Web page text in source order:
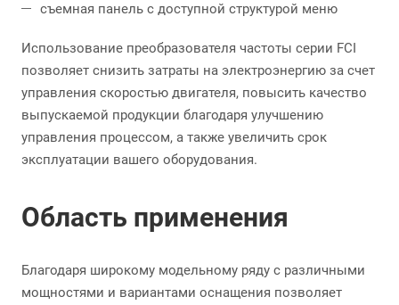
съемная панель с доступной структурой меню
Использование преобразователя частоты серии FCI
позволяет снизить затраты на электроэнергию за счет
управления скоростью двигателя, повысить качество
выпускаемой продукции благодаря улучшению
управления процессом, а также увеличить срок
эксплуатации вашего оборудования.
Область применения
Благодаря широкому модельному ряду с различными
мощностями и вариантами оснащения позволяет